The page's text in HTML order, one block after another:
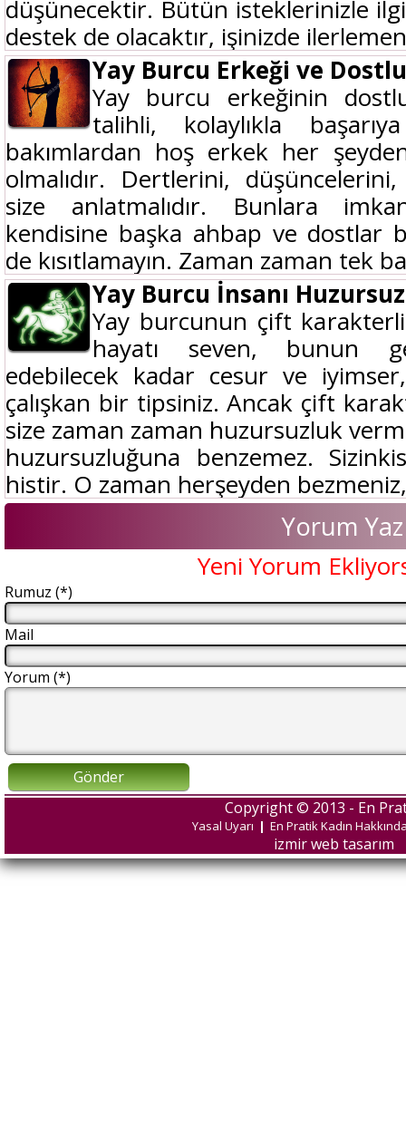
düşünecektir. Bütün isteklerinizle
destek de olacaktır, işinizde
Yay Burcu Erkeği ve
Yay burcu erkeğinin
talihli, kolaylıkla
bakımlardan hoş erkek her
olmalıdır. Dertlerini,
size anlatmalıdır. Bunlara
kendisine başka ahbap ve dostlar
de kısıtlamayın. Zaman zaman tek
Yay Burcu İnsanı
Yay burcunun çift
hayatı seven, bunun
edebilecek kadar cesur ve
çalışkan bir tipsiniz. Ancak çift
size zaman zaman huzursuzluk
huzursuzluğuna benzemez.
histir. O zaman herşeyden
Yorum Yaz
Yeni Yorum
Rumuz (*)
Mail
Yorum (*)
Gönder
Copyright © 2013 - En
Yasal Uyarı | En Pratik Kadın
izmir web tasarım